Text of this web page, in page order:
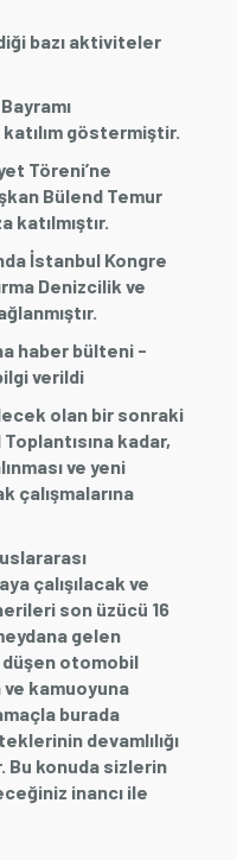
bazı aktiviteler
göstermiştir.
Töreni’ne
Bülend Temur
katılmıştır.
İstanbul Kongre
Denizcilik ve
haber bülteni -
verildi
olan bir sonraki
kadar,
ve yeni
çalışmalarına
çalışılacak ve
son üzücü 16
gelen
düşen otomobil
ve kamuoyuna
burada
devamlılığı
Bu konuda sizlerin
inancı ile